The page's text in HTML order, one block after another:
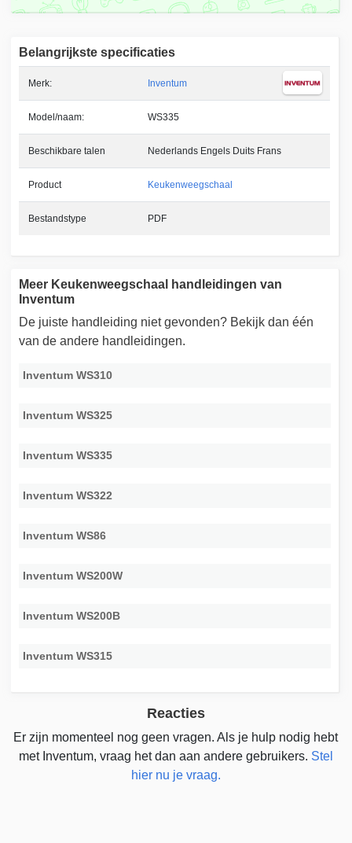
Belangrijkste specificaties
Merk: Inventum
Model/naam: WS335
Beschikbare talen Nederlands Engels Duits Frans
Product Keukenweegschaal
Bestandstype PDF
Meer Keukenweegschaal handleidingen van
Inventum
De juiste handleiding niet gevonden? Bekijk dan één
van de andere handleidingen.
Inventum WS310
Inventum WS325
Inventum WS335
Inventum WS322
Inventum WS86
Inventum WS200W
Inventum WS200B
Inventum WS315
Reacties
Er zijn momenteel nog geen vragen. Als je hulp nodig hebt
met Inventum, vraag het dan aan andere gebruikers. Stel
hier nu je vraag.